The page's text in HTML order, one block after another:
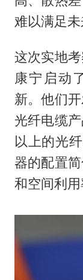
难以满足未
这次实地
康宁启动
新。他们
光纤电缆
以上的光
器的配置
和空间利用